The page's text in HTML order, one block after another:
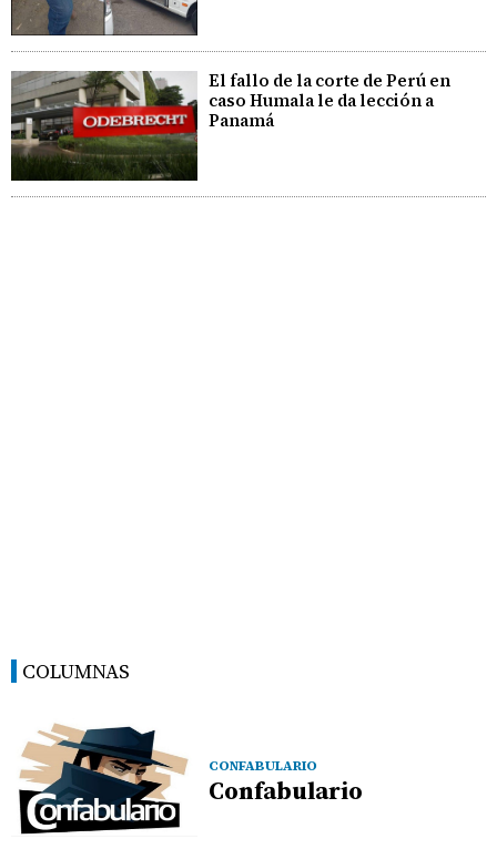
El fallo de la corte de Perú en
caso Humala le da lección a
Panamá
COLUMNAS
CONFABULARIO
Confabulario